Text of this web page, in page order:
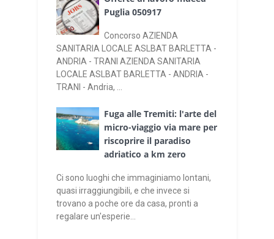
Puglia 050917
Concorso AZIENDA
SANITARIA LOCALE ASLBAT BARLETTA -
ANDRIA - TRANI AZIENDA SANITARIA
LOCALE ASLBAT BARLETTA - ANDRIA -
TRANI - Andria, ...
Fuga alle Tremiti: l'arte del
micro-viaggio via mare per
riscoprire il paradiso
adriatico a km zero
Ci sono luoghi che immaginiamo lontani,
quasi irraggiungibili, e che invece si
trovano a poche ore da casa, pronti a
regalare un'esperie...